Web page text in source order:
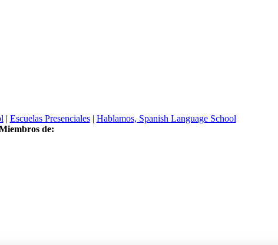
| Escuelas Presenciales| Hablamos, Spanish Language School
de: